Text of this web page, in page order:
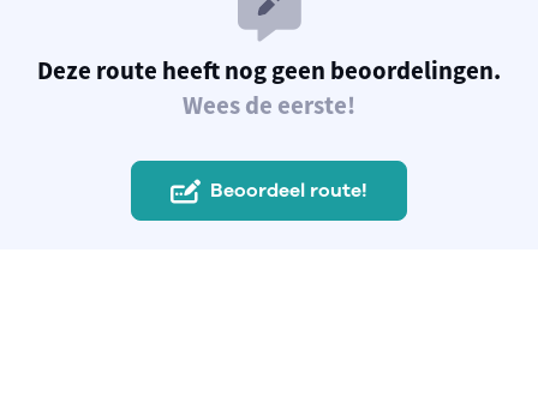
Deze route heeft nog geen beoordelingen.
Wees de eerste!
Beoordeel route!